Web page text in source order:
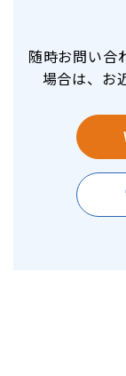
随時お問い合
場合は、お